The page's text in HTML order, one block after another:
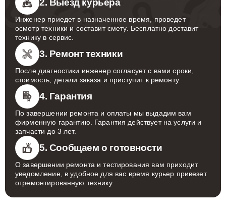
2. Выезд курьера
Инженер приедет в назначенное время, проведет
осмотр техники и составит смету. Бесплатно доставит
технику в сервис.
3. Ремонт техники
После диагностики инженер согласует с вами сроки,
стоимость, детали заказа и приступит к ремонту.
4. Гарантия
По завершении ремонта и оплаты мы выдадим вам
фирменную гарантию. Гарантия действует на услуги и
запчасти до 3 лет.
5. Сообщаем о готовности
О завершении ремонта и тестирования вам приходит
уведомление, в удобное для вас время курьер привезет
отремонтированную технику.